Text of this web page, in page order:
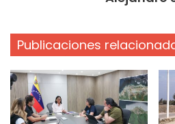
Publicaciones